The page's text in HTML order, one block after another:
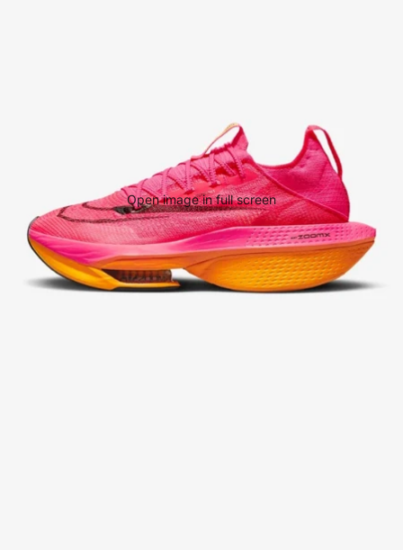
Open image in full screen